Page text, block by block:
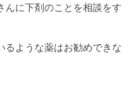
んに下剤のことを相談をす
るような薬はお勧めできな